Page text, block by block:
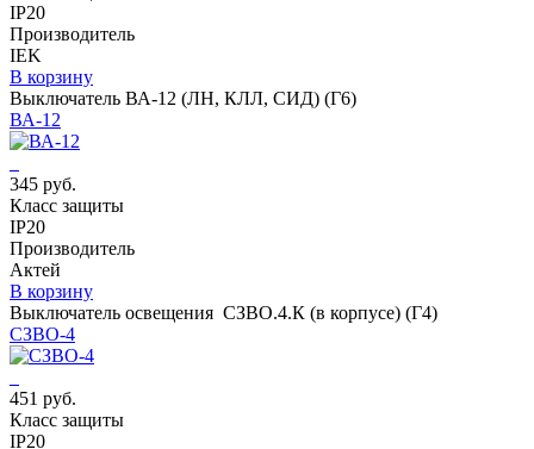
IP20
Производитель
IEK
В корзину
Выключатель ВА-12 (ЛН, КЛЛ, СИД) (Г6)
ВА-12
345 руб.
Класс защиты
IP20
Производитель
Актей
В корзину
Выключатель освещения СЗВО.4.К (в корпусе) (Г4)
СЗВО-4
451 руб.
Класс защиты
IP20